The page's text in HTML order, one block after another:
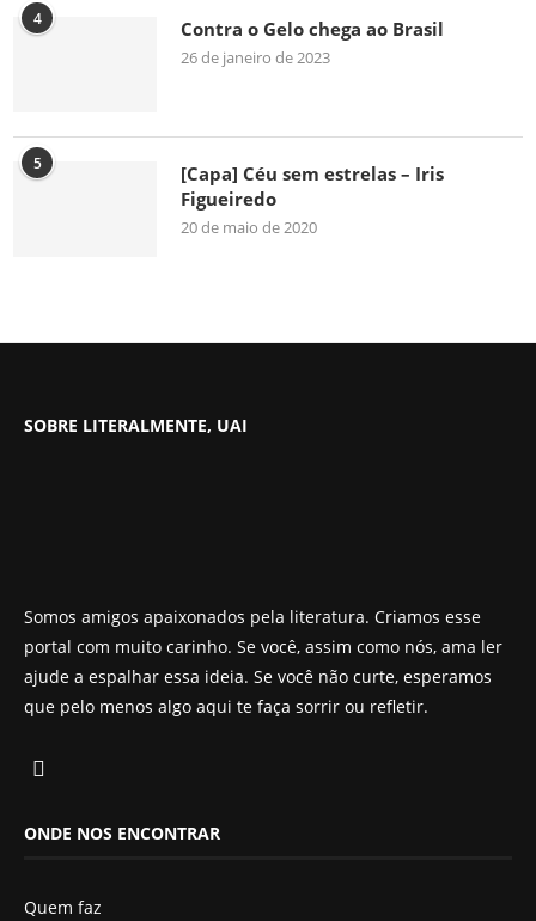
4 Contra o Gelo chega ao Brasil
26 de janeiro de 2023
5
[Capa] Céu sem estrelas – Iris
Figueiredo
20 de maio de 2020
SOBRE LITERALMENTE, UAI
Somos amigos apaixonados pela literatura. Criamos esse
portal com muito carinho. Se você, assim como nós, ama ler
ajude a espalhar essa ideia. Se você não curte, esperamos
que pelo menos algo aqui te faça sorrir ou refletir.
ONDE NOS ENCONTRAR
Quem faz